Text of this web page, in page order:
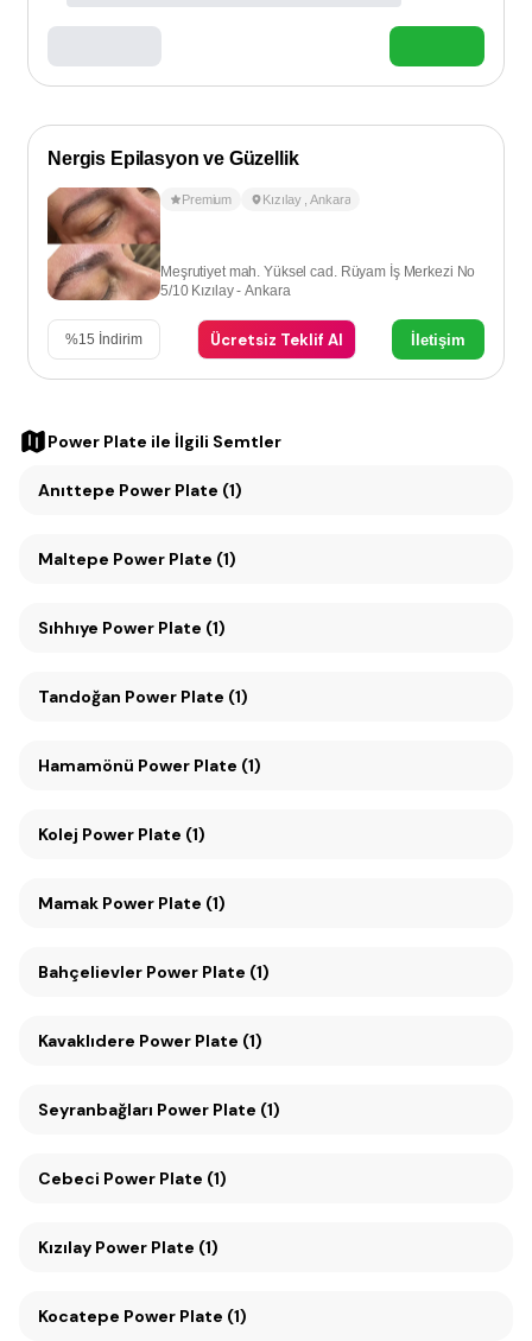
Nergis Epilasyon ve Güzellik
Premium Kızılay ,Ankara
Meşrutiyet mah. Yüksel cad. Rüyam İş Merkezi No
5/10 Kızılay - Ankara
%15 İndirim Ücretsiz Teklif Al İletişim
Power Plate ile İlgili Semtler
Anıttepe Power Plate (1)
Maltepe Power Plate (1)
Sıhhıye Power Plate (1)
Tandoğan Power Plate (1)
Hamamönü Power Plate (1)
Kolej Power Plate (1)
Mamak Power Plate (1)
Bahçelievler Power Plate (1)
Kavaklıdere Power Plate (1)
Seyranbağları Power Plate (1)
Cebeci Power Plate (1)
Kızılay Power Plate (1)
Kocatepe Power Plate (1)